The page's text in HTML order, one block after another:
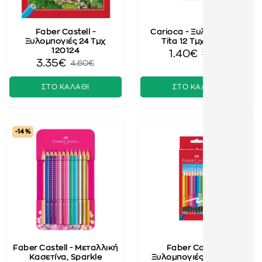
Faber Castell -
Ξυλομπογιές 24 Τμχ
120124
3.35€ 4.60€
ΣΤΟ ΚΑΛΑΘΙ
Carioca - Ξυλομπογιές
Tita 12 Τμχ 42793
1.40€ 1.60€
ΣΤΟ ΚΑΛΑΘΙ
-14 %
Faber Castell - Μεταλλική
Κασετίνα, Sparkle
Faber Castell -
Ξυλομπογιές Erasable